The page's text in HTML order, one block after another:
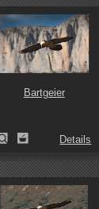
Bartgeier
Details